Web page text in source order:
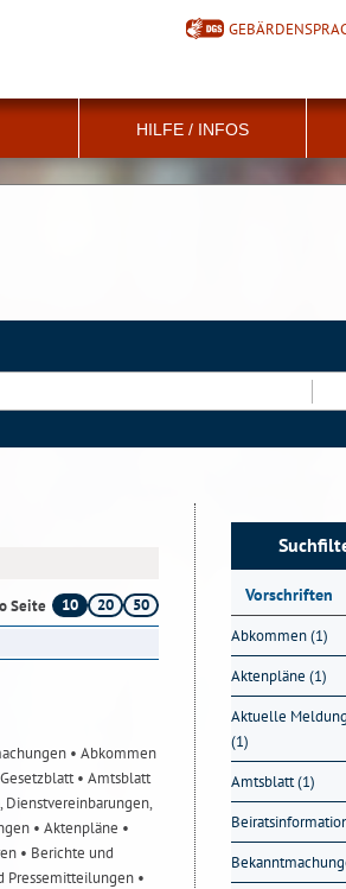
HILFE / INFOS
Seite 10 20
50
• Abkommen
• Amtsblatt
Dienstvereinbarungen,
• Aktenpläne •
• Berichte und
Pressemitteilungen •
Vorschriften
Abkommen (1)
Aktenpläne (1)
Aktuelle
(1)
Amtsblatt (1)